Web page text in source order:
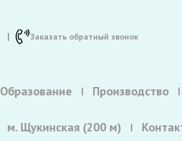
Заказать обратный звонок
Образование Производство
м. Щукинская (200 м)